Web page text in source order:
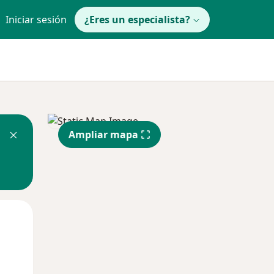
Iniciar sesión ¿Eres un especialista?
Ampliar mapa